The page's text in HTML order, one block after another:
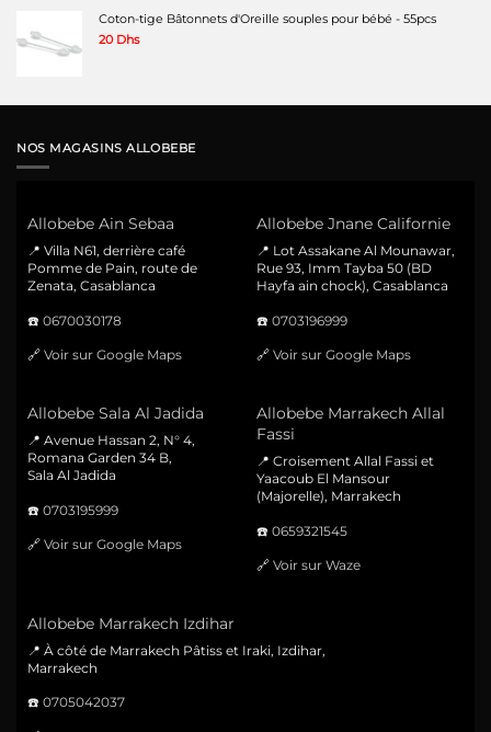
Coton-tige Bâtonnets d'Oreille souples pour bébé - 55pcs
20 Dhs
NOS MAGASINS ALLOBEBE
Allobebe Ain Sebaa
📍 Villa N61, derrière café
Pomme de Pain, route de
Zenata, Casablanca
☎️ 0670030178
🔗 Voir sur Google Maps
Allobebe Jnane Californie
📍 Lot Assakane Al Mounawar,
Rue 93, Imm Tayba 50 (BD
Hayfa ain chock), Casablanca
☎️ 0703196999
🔗 Voir sur Google Maps
Allobebe Sala Al Jadida
📍 Avenue Hassan 2, N° 4,
Romana Garden 34 B,
Sala Al Jadida
☎️ 0703195999
🔗 Voir sur Google Maps
Allobebe Marrakech Allal
Fassi
📍 Croisement Allal Fassi et
Yaacoub El Mansour
(Majorelle), Marrakech
☎️ 0659321545
🔗 Voir sur Waze
Allobebe Marrakech Izdihar
📍 À côté de Marrakech Pâtiss et Iraki, Izdihar,
Marrakech
☎️ 0705042037